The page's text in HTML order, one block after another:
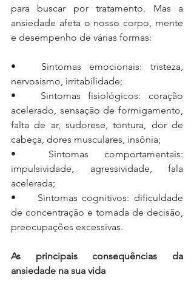
para buscar por tratamento. Mas a
ansiedade afeta o nosso corpo, mente
e desempenho de várias formas:
•	Sintomas emocionais: tristeza,
nervosismo, irritabilidade;
•	Sintomas fisiológicos: coração
acelerado, sensação de formigamento,
falta de ar, sudorese, tontura, dor de
cabeça, dores musculares, insônia;
•	Sintomas comportamentais:
impulsividade, agressividade, fala
acelerada;
•	Sintomas cognitivos: dificuldade
de concentração e tomada de decisão,
preocupações excessivas.
As principais consequências da
ansiedade na sua vida